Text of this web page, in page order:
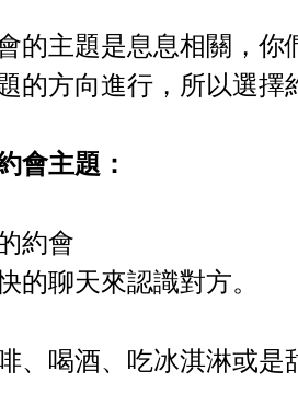
的主題是息息相關，你
的方向進行，所以選擇
會主題：
約會
的聊天來認識對方。
、喝酒、吃冰淇淋或是